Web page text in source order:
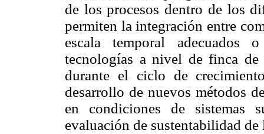
de los procesos dentro de los
permiten la integración entre
escala temporal adecuados
tecnologías a nivel de finca de
durante el ciclo de
desarrollo de nuevos métodos
en condiciones de sistemas
evaluación de sustentabilidad de